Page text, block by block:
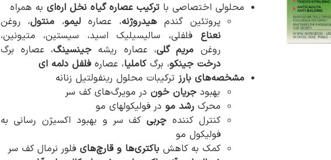
محلولی اختصاصی باترکیب عصاره گیاه نخل اره‌ای به همراه
پروتئین گندمهیدروژنه، عصارهلیمو، منتول، روغن
نعناع فلفلی، سالیسیلیک اسید، سیستین، متیونین،
روغن مریم گلی، عصاره ریشه جینسینگ، عصاره برگ
درخت جینکو، برگکاملیا، عصارهفلفل دلمه ای
مشخصه‌های بارز ترکیبات محلول رینفولتیل زنانه
بهبودجریان خون در مویرگ‌های کف سر
محرکرشد مو در فولیکولهای مو
کنترل کننده چربیکف سر و بهبود اکسیژن رسانی به
فولیکول مو
کمک به کاهشباکتری‌ها و قارچ‌های فلور نرمال کف سر